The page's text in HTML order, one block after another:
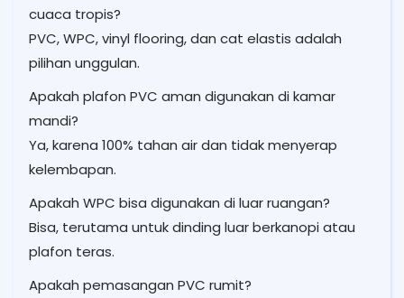
cuaca tropis?
PVC, WPC, vinyl flooring, dan cat elastis adalah
pilihan unggulan.
Apakah plafon PVC aman digunakan di kamar
mandi?
Ya, karena 100% tahan air dan tidak menyerap
kelembapan.
Apakah WPC bisa digunakan di luar ruangan?
Bisa, terutama untuk dinding luar berkanopi atau
plafon teras.
Apakah pemasangan PVC rumit?